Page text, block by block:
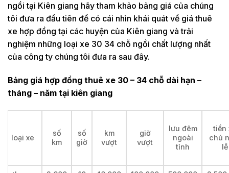
ngồi tại Kiên giang hãy tham khảo bảng giá của chúng
tôi đưa ra đầu tiên để có cái nhìn khái quát về giá thuê
xe hợp đồng tại các huyện của Kiên giang và trải
nghiệm những loại xe 30 34 chỗ ngồi chất lượng nhất
của công ty chúng tôi đưa ra sau đây.
Bảng giá hợp đồng thuê xe 30 – 34 chỗ dài hạn –
tháng – năm tại kiên giang
loại xe
số
km
số
giờ
km
vượt
giờ
vượt
lưu đêm
ngoài
tỉnh
tiền
chủ
lễ